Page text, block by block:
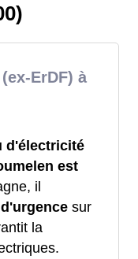
ErDF) à
d'électricité
est
il
sur
la